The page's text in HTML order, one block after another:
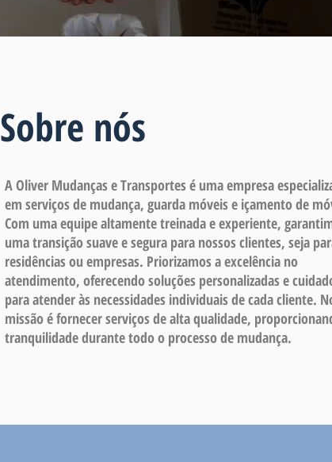
Sobre nós
A Oliver Mudanças e Transportes é uma empresa
em serviços de mudança, guarda móveis e içamento de
Com uma equipe altamente treinada e experiente,
uma transição suave e segura para nossos clientes, seja
residências ou empresas. Priorizamos a excelência no
atendimento, oferecendo soluções personalizadas e
para atender às necessidades individuais de cada cliente.
missão é fornecer serviços de alta qualidade,
tranquilidade durante todo o processo de mudança.